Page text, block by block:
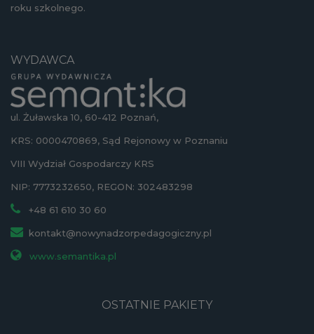
roku szkolnego.
WYDAWCA
ul. Żuławska 10, 60-412 Poznań,
KRS: 0000470869, Sąd Rejonowy w Poznaniu
VIII Wydział Gospodarczy KRS
NIP: 7773232650, REGON: 302483298
+48 61 610 30 60
kontakt@nowynadzorpedagogiczny.pl
www.semantika.pl
OSTATNIE PAKIETY